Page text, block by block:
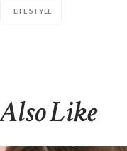
LIFE STYLE
Like